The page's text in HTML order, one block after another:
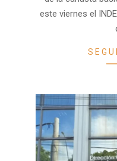
este viernes el